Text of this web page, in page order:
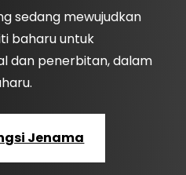
sedang mewujudkan
baharu untuk
dan penerbitan, dalam
Jenama